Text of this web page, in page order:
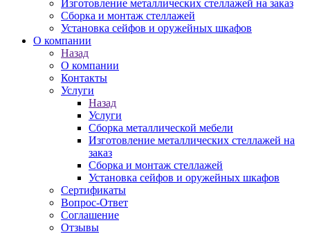
Изготовление металлических стеллажей на заказ
Сборка и монтаж стеллажей
Установка сейфов и оружейных шкафов
О компании
Назад
О компании
Контакты
Услуги
Назад
Услуги
Сборка металлической мебели
Изготовление металлических стеллажей на
заказ
Сборка и монтаж стеллажей
Установка сейфов и оружейных шкафов
Сертификаты
Вопрос-Ответ
Соглашение
Отзывы